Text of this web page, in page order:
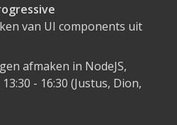
van UI components uit
afmaken in NodeJS,
- 16:30 (Justus, Dion,